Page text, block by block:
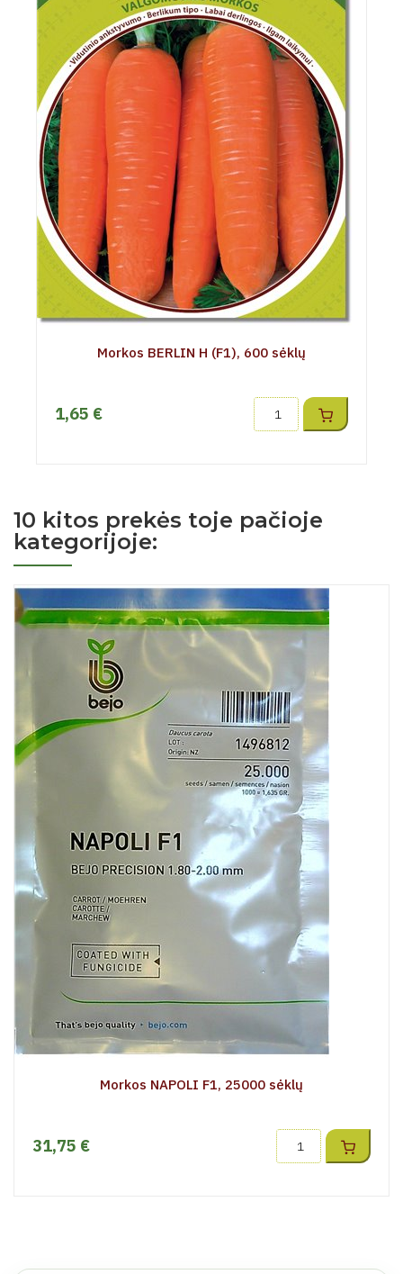
Morkos BERLIN H (F1), 600 sėklų
1,65 €
10 kitos prekės toje pačioje
kategorijoje:
Morkos NAPOLI F1, 25000 sėklų
31,75 €